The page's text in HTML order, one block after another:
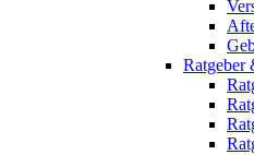
Ratgeber